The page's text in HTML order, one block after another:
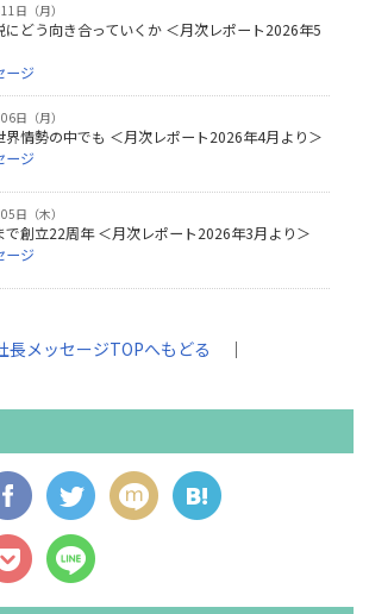
日（月）
にどう向き合っていくか ＜月次レポート2026年5
ージ
日（月）
界情勢の中でも ＜月次レポート2026年4月より＞
ージ
日（木）
で創立22周年 ＜月次レポート2026年3月より＞
ージ
長メッセージTOPへもどる ｜